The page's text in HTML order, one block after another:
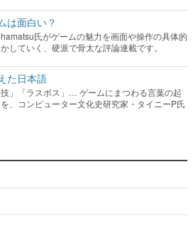
は面白い？
氏がゲームの魅力を画面や操作の具体的
していく、硬派で骨太な評論連載です。
た日本語
技」「ラスボス」… ゲームにまつわる言葉の起
、コンピューター文化史研究家・タイニーP氏